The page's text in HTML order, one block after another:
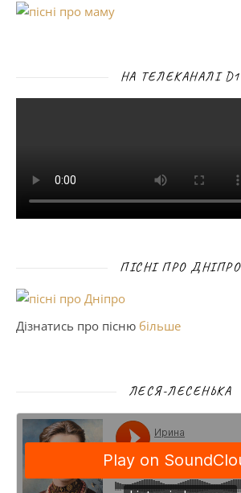
НА ТЕЛЕКАНАЛІ D1
ПІСНІ ПРО ДНІПРО
Дізнатись про пісню більше
ЛЕСЯ-ЛЕСЕНЬКА